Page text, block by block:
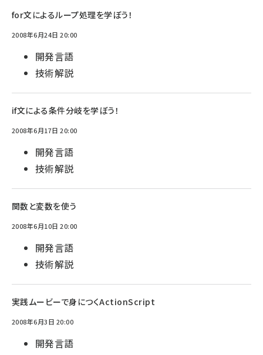
for文によるループ処理を学ぼう！
2008年6月24日 20:00
開発言語
技術解説
if文による条件分岐を学ぼう！
2008年6月17日 20:00
開発言語
技術解説
関数と変数を使う
2008年6月10日 20:00
開発言語
技術解説
実践ムービーで身につくActionScript
2008年6月3日 20:00
開発言語